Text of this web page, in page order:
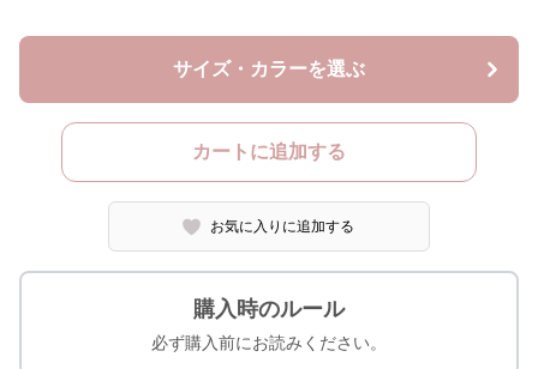
サイズ・カラーを選ぶ
カートに追加する
お気に入りに追加する
購入時のルール
必ず購入前にお読みください。